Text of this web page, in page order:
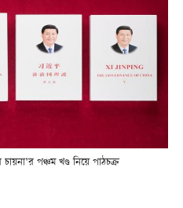
পঞ্চম খণ্ড নিয়ে পাঠচক্র